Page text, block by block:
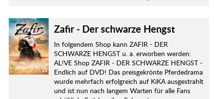
Zafir - Der schwarze Hengst
In folgendem Shop kann ZAFIR - DER
SCHWARZE HENGST u. a. erworben werden:
AL!VE Shop ZAFIR - DER SCHWARZE HENGST -
Endlich auf DVD! Das preisgekrönte Pferdedrama
wurde mehrfach erfolgreich auf KiKA ausgestrahlt
und ist nun nach langem Warten für alle Fans